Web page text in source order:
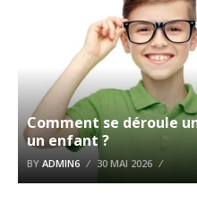
Comment se déroule
un enfant ?
BY ADMIN6 30 MAI 2026